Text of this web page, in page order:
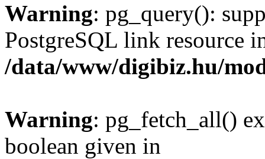
Warning: pg_query():
PostgreSQL link resource
/data/www/digibiz.hu/
Warning: pg_fetch_all()
boolean given in